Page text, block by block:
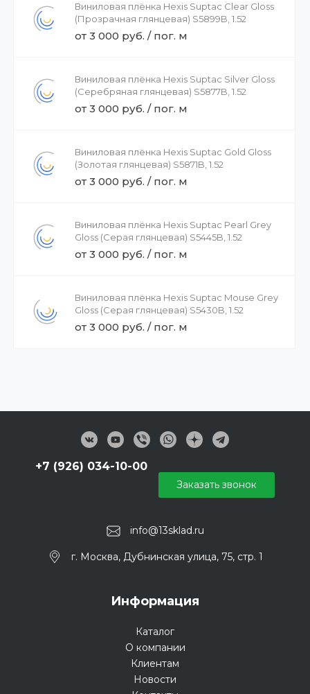
Виниловая плёнка Hexis Suptac Clear Gloss
(Прозрачная глянцевая) S5899B, 1.52
от 3 000 руб. / пог. м
Виниловая плёнка Hexis Suptac Silver Gloss
(Серебряная глянцевая) S5877B, 1.52
от 3 000 руб. / пог. м
Виниловая плёнка Hexis Suptac Gold Gloss
(Золотая глянцевая) S5871B, 1.52
от 3 000 руб. / пог. м
Виниловая плёнка Hexis Suptac Pearl Grey
Gloss (Серая глянцевая) S5445B, 1.52
от 3 000 руб. / пог. м
Виниловая плёнка Hexis Suptac Mouse Grey
Gloss (Серая глянцевая) S5430B, 1.52
от 3 000 руб. / пог. м
info@13sklad.ru
+7 (926) 034-10-00
г. Москва, Дубнинская улица, 75, стр. 1
Заказать звонок
Информация
Каталог
О компании
Клиентам
Новости